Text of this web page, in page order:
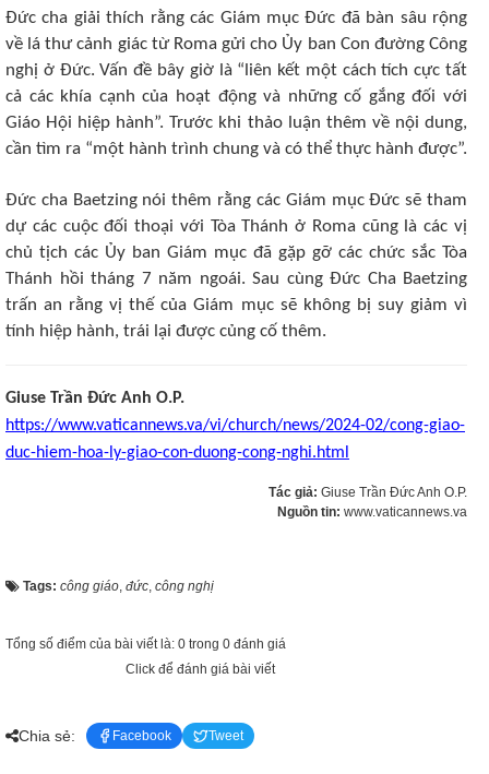
Đức cha giải thích rằng các Giám mục Đức đã bàn sâu rộng
về lá thư cảnh giác từ Roma gửi cho Ủy ban Con đường Công
nghị ở Đức. Vấn đề bây giờ là “liên kết một cách tích cực tất
cả các khía cạnh của hoạt động và những cố gắng đối với
Giáo Hội hiệp hành”. Trước khi thảo luận thêm về nội dung,
cần tìm ra “một hành trình chung và có thể thực hành được”.
Đức cha Baetzing nói thêm rằng các Giám mục Đức sẽ tham
dự các cuộc đối thoại với Tòa Thánh ở Roma cũng là các vị
chủ tịch các Ủy ban Giám mục đã gặp gỡ các chức sắc Tòa
Thánh hồi tháng 7 năm ngoái. Sau cùng Đức Cha Baetzing
trấn an rằng vị thế của Giám mục sẽ không bị suy giảm vì
tính hiệp hành, trái lại được củng cố thêm.
Giuse Trần Đức Anh O.P.
https://www.vaticannews.va/vi/church/news/2024-02/cong-giao-
duc-hiem-hoa-ly-giao-con-duong-cong-nghi.html
Tác giả: Giuse Trần Đức Anh O.P.
Nguồn tin: www.vaticannews.va
Tags: công giáo, đức, công nghị
Tổng số điểm của bài viết là: 0 trong 0 đánh giá
Click để đánh giá bài viết
Chia sẻ: Facebook Tweet